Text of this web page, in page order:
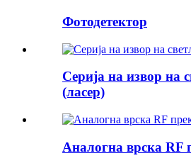
Фотодетектор
Серија на извор на
(ласер)
Аналогна врска RF